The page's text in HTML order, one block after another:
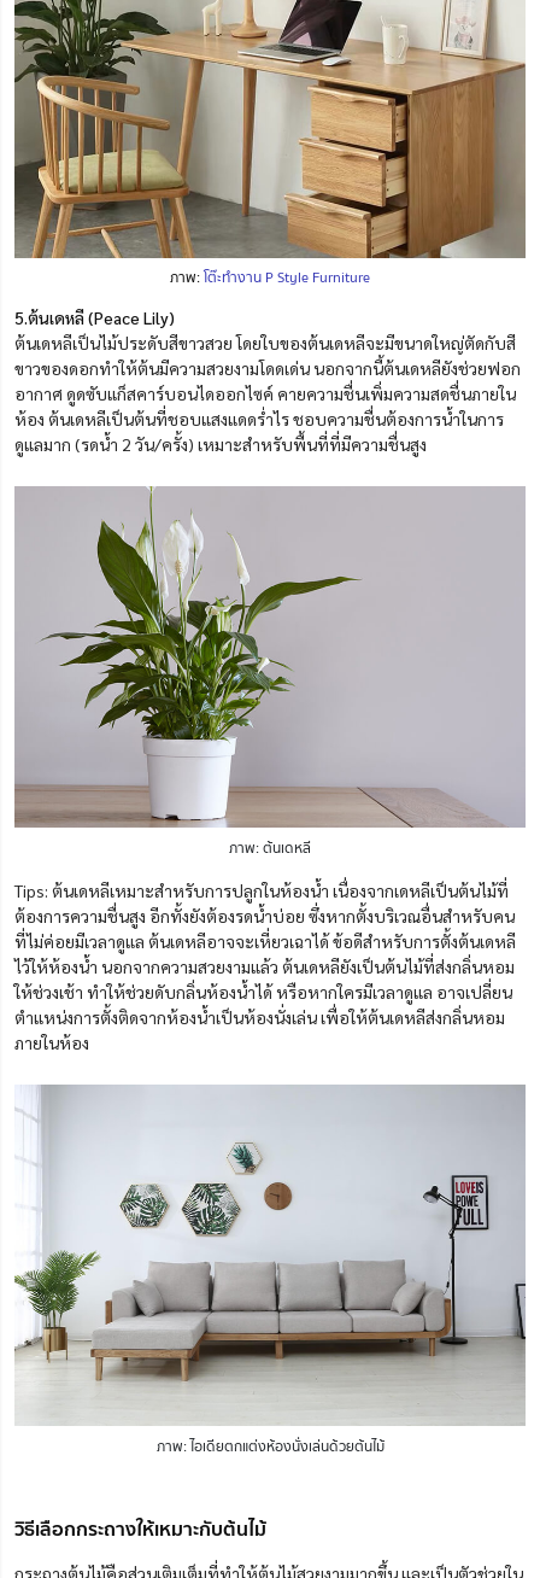
ภาพ:โต๊ะทำงาน P Style Furniture
5.ต้นเดหลี (Peace Lily)
ต้นเดหลีเป็นไม้ประดับสีขาวสวย โดยใบของต้นเดหลีจะมีขนาดใหญ่ตัดกับสี
ขาวของดอกทำให้ต้นมีความสวยงามโดดเด่น นอกจากนี้ต้นเดหลียังช่วยฟอก
อากาศ ดูดซับแก็สคาร์บอนไดออกไซค์ คายความชื่นเพิ่มความสดชื่นภายใน
ห้อง ต้นเดหลีเป็นต้นที่ชอบแสงแดดร่ำไร ชอบความชื่นต้องการน้ำในการ
ดูแลมาก (รดน้ำ 2 วัน/ครั้ง) เหมาะสำหรับพื้นที่ที่มีความชื่นสูง
ภาพ: ต้นเดหลี
Tips: ต้นเดหลีเหมาะสำหรับการปลูกในห้องน้ำ เนื่องจากเดหลีเป็นต้นไม้ที่
ต้องการความชื่นสูง อีกทั้งยังต้องรดน้ำบ่อย ซึ่งหากตั้งบริเวณอื่นสำหรับคน
ที่ไม่ค่อยมีเวลาดูแล ต้นเดหลีอาจจะเหี่ยวเฉาได้ ข้อดีสำหรับการตั้งต้นเดหลี
ไว้ให้ห้องน้ำ นอกจากความสวยงามแล้ว ต้นเดหลียังเป็นต้นไม้ที่ส่งกลิ่นหอม
ให้ช่วงเช้า ทำให้ช่วยดับกลิ่นห้องน้ำได้ หรือหากใครมีเวลาดูแล อาจเปลี่ยน
ตำแหน่งการตั้งติดจากห้องน้ำเป็นห้องนั่งเล่น เพื่อให้ต้นเดหลีส่งกลิ่นหอม
ภายในห้อง
ภาพ: ไอเดียตกแต่งห้องนั่งเล่นด้วยต้นไม้
วิธีเลือกกระถางให้เหมาะกับต้นไม้
กระถางต้นไม้คือส่วนเติมเต็มที่ทำให้ต้นไม้สวยงามมากขึ้น และเป็นตัวช่วยใน